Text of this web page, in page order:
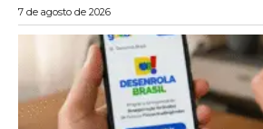
7 de agosto de 2026